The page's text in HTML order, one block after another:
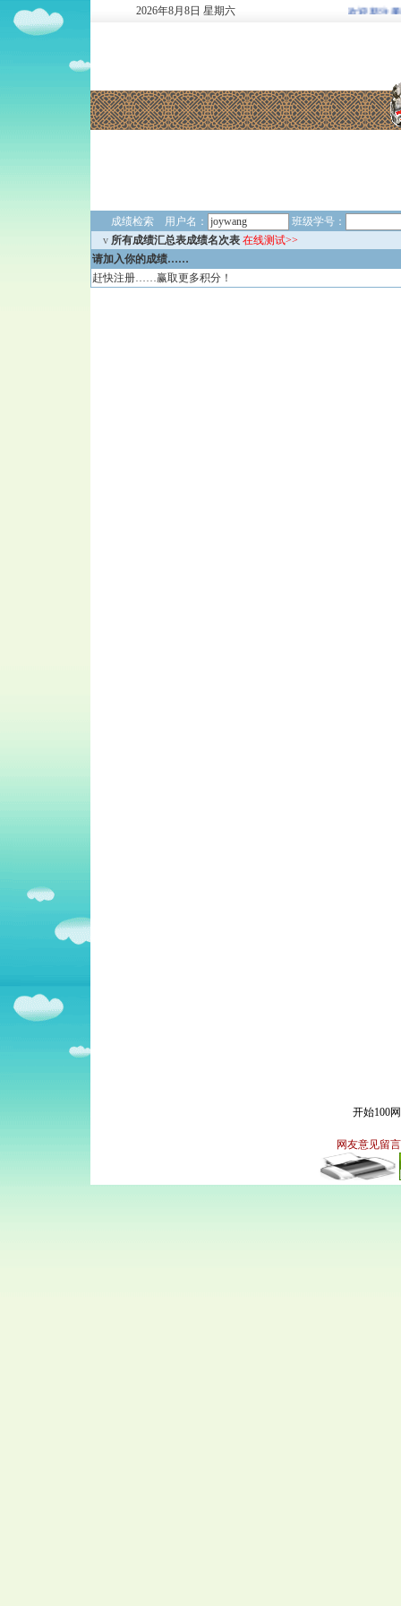
2026年8月 8日 星期六 欢迎新注册
成绩检索 用户名：
班级学号：
v 所有成绩汇总表成绩名次表 在线测试>>
请加入你的成绩……
赶快注册……赢取更多积分！
开始100
网友意见留